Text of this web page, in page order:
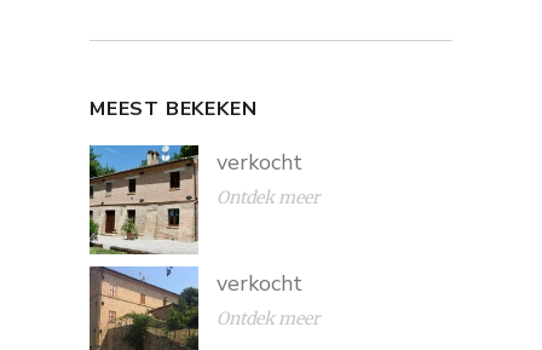
MEEST BEKEKEN
verkocht
Ontdek meer
verkocht
Ontdek meer